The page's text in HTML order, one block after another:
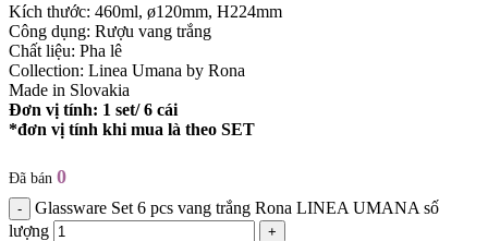
Kích thước: 460ml, ø120mm, H224mm
Công dụng: Rượu vang trắng
Chất liệu: Pha lê
Collection: Linea Umana by Rona
Made in Slovakia
Đơn vị tính: 1 set/ 6 cái
*đơn vị tính khi mua là theo SET
Đã bán 0
Glassware Set 6 pcs vang trắng Rona LINEA UMANA số
lượng